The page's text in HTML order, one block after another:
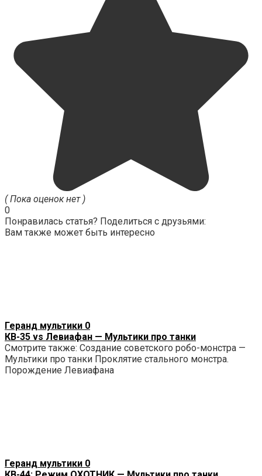
( Пока оценок нет )
0
Понравилась статья? Поделиться с друзьями:
Вам также может быть интересно
Геранд мультики 0
КВ-35 vs Левиафан — Мультики про танки
Смотрите также: Создание советского робо-монстра —
Мультики про танки Проклятие стального монстра.
Порождение Левиафана
Геранд мультики 0